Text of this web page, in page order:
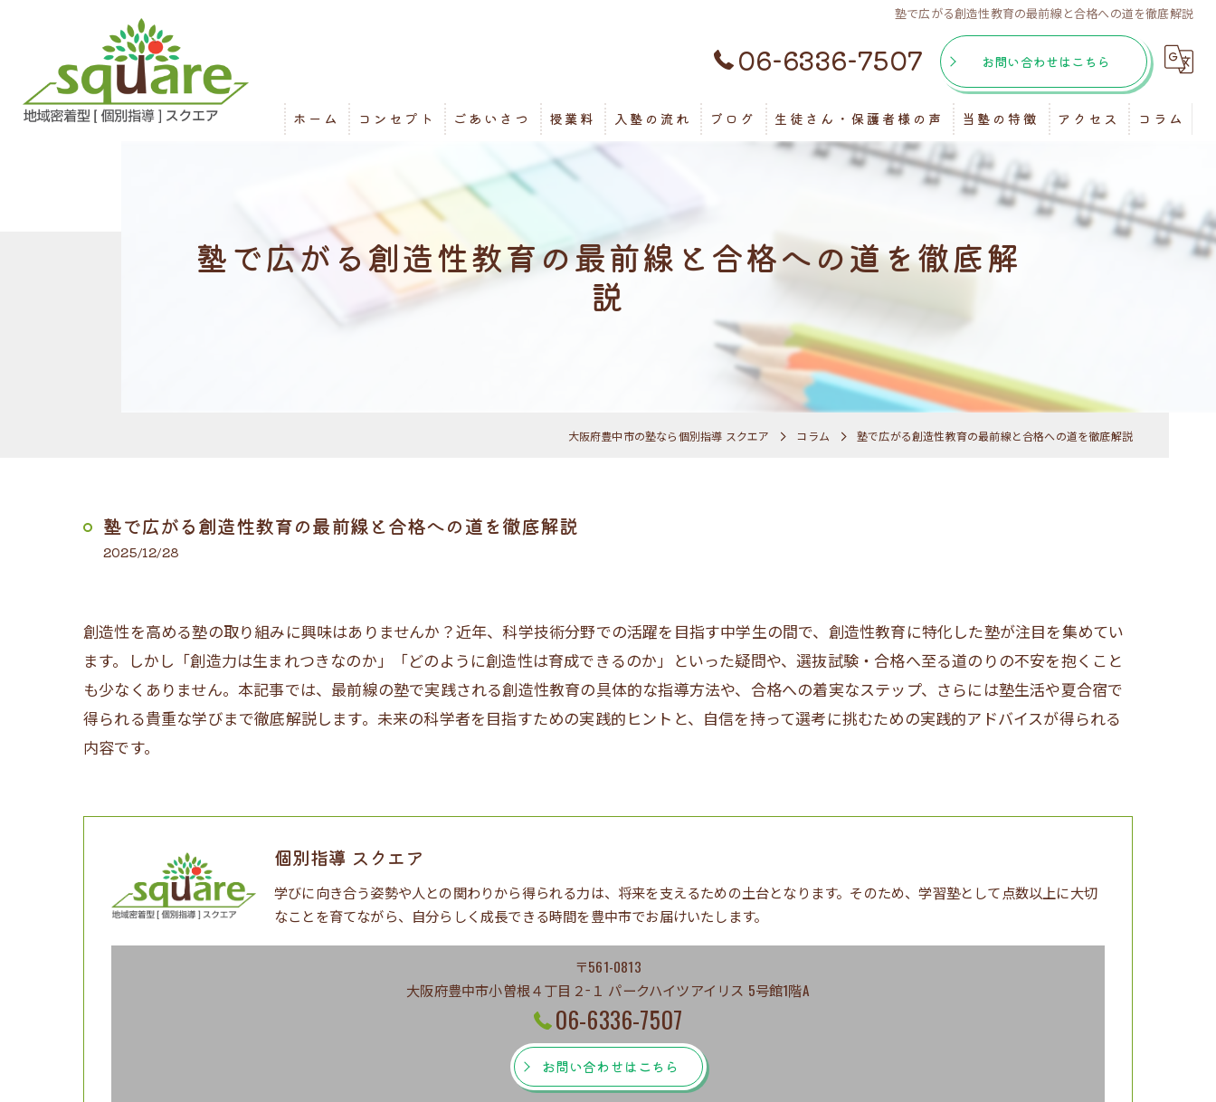
塾で広がる創造性教育の最前線と合格への道を徹底解説
06-6336-7507 お問い合わせはこちら
ホーム コンセプト ごあいさつ 授業料 入塾の流れ ブログ 生徒さん・保護者様の声 当塾の特徴
個別指導
マンツーマン
受験
アクセス コラム
塾で広がる創造性教育の最前線と合格への道を徹底解
説
大阪府豊中市の塾なら個別指導 スクエア コラム 塾で広がる創造性教育の最前線と合格への道を徹底解説
塾で広がる創造性教育の最前線と合格への道を徹底解説
2025/12/28
創造性を高める塾の取り組みに興味はありませんか？近年、科学技術分野での活躍を目指す中学生の間で、創造性教育に特化した塾が注目を集めてい
ます。しかし「創造力は生まれつきなのか」「どのように創造性は育成できるのか」といった疑問や、選抜試験・合格へ至る道のりの不安を抱くこと
も少なくありません。本記事では、最前線の塾で実践される創造性教育の具体的な指導方法や、合格への着実なステップ、さらには塾生活や夏合宿で
得られる貴重な学びまで徹底解説します。未来の科学者を目指すための実践的ヒントと、自信を持って選考に挑むための実践的アドバイスが得られる
内容です。
個別指導 スクエア
学びに向き合う姿勢や人との関わりから得られる力は、将来を支えるための土台となります。そのため、学習塾として点数以上に大切
なことを育てながら、自分らしく成長できる時間を豊中市でお届けいたします。
〒561-0813
大阪府豊中市小曽根４丁目２−１ パークハイツアイリス 5号館1階A
06-6336-7507
お問い合わせはこちら